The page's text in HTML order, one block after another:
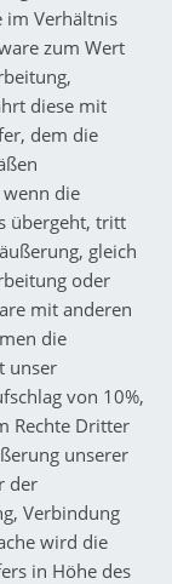
im Verhältnis
zum Wert
diese mit
dem die
die
übergeht, tritt
gleich
oder
mit anderen
die
unser
von 10%,
Rechte Dritter
unserer
der
Verbindung
wird die
in Höhe des